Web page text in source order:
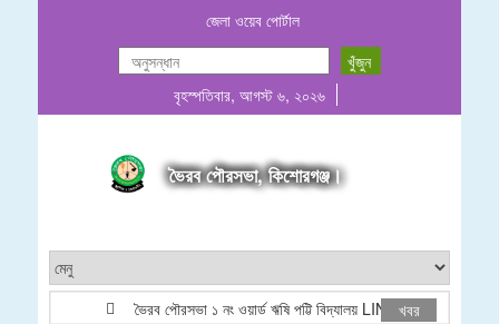
জেলা ওয়েব পোর্টাল
বৃহস্পতিবার, আগস্ট ৬, ২০২৬
ভৈরব পৌরসভা, কিশোরগঞ্জ।
ভৈরব পৌরসভা ১ নং ওয়ার্ড ঋষি পট্টি বিদ্যালয় LINIC এরিয়া সুবিধা বঞ্চিত
খবর